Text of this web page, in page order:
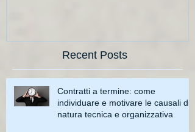
Recent Posts
Contratti a termine: come
individuare e motivare le causali di
natura tecnica e organizzativa